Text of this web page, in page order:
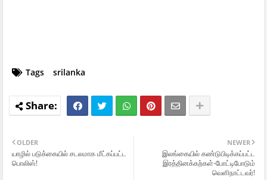
Tags srilanka
NEWER
இலங்கையில் கண்டுபிடிக்கப்பட்ட
இரத்தினக்கற்கள்-போட்டிபோடும்
வெளிநாட்டவர்!
OLDER
யாழில் படுக்கையில் சடலமாக மீட்கப்பட்ட
பொலிஸ்!